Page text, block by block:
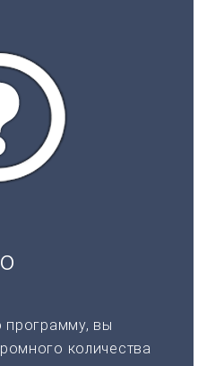
программу, вы
количества